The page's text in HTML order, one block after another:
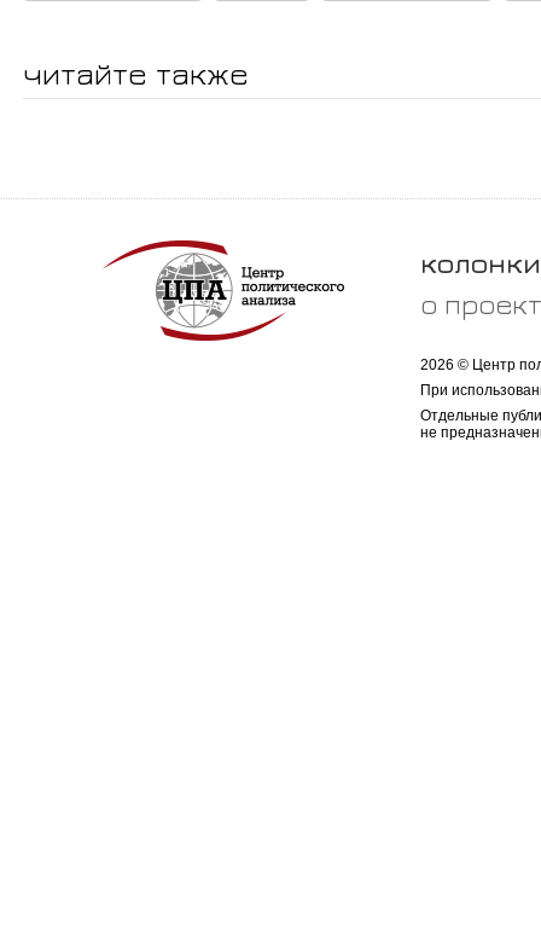
читайте также
колонки
о
2026 © Центр
При
Отдельные
не